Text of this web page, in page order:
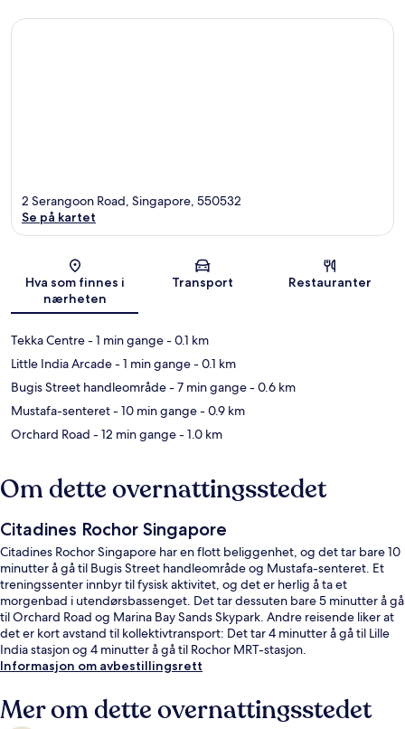
Kart
2 Serangoon Road, Singapore, 550532
Se på kartet
Hva som finnes i
nærheten
Transport Restauranter
Tekka Centre- 1 min gange- 0.1 km
Little India Arcade- 1 min gange- 0.1 km
Bugis Street handleområde- 7 min gange- 0.6 km
Mustafa-senteret- 10 min gange- 0.9 km
Orchard Road - 12 min gange- 1.0 km
Om dette overnattingsstedet
Citadines Rochor Singapore
Citadines Rochor Singapore har en flott beliggenhet, og det tar bare 10
minutter å gå til Bugis Street handleområde og Mustafa-senteret. Et
treningssenter innbyr til fysisk aktivitet, og det er herlig å ta et
morgenbad i utendørsbassenget. Det tar dessuten bare 5 minutter å gå
til Orchard Road og Marina Bay Sands Skypark. Andre reisende liker at
det er kort avstand til kollektivtransport: Det tar 4 minutter å gå til Lille
India stasjon og 4 minutter å gå til Rochor MRT-stasjon.
Informasjon om avbestillingsrett
Mer om dette overnattingsstedet